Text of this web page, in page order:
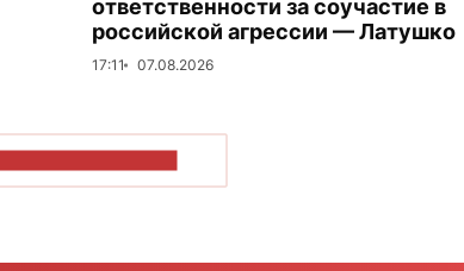
ответственности за соучастие в
российской агрессии — Латушко
17:11 07.08.2026